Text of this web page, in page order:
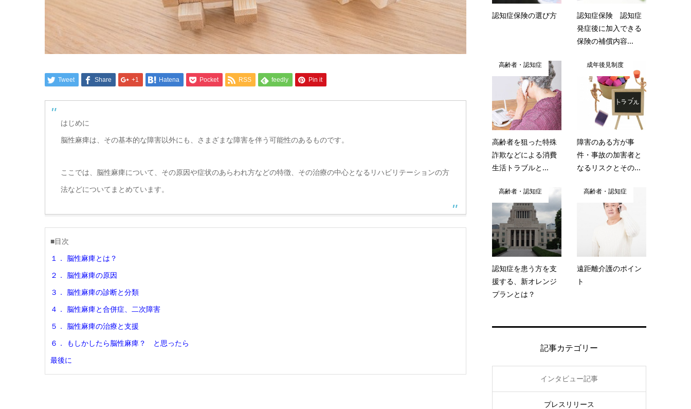
Tweet Share +1 Hatena Pocket RSS feedly Pin it
はじめに
脳性麻痺は、その基本的な障害以外にも、さまざまな障害を伴う可能性のあるものです。
ここでは、脳性麻痺について、その原因や症状のあらわれ方などの特徴、その治療の中心となるリハビリテーションの方
法などについてまとめています。
■目次
１． 脳性麻痺とは？
２． 脳性麻痺の原因
３． 脳性麻痺の診断と分類
４． 脳性麻痺と合併症、二次障害
５． 脳性麻痺の治療と支援
６． もしかしたら脳性麻痺？ と思ったら
最後に
認知症保険の選び方
認知症保険 認知症
発症後に加入できる
保険の補償内容...
高齢者・認知症
高齢者を狙った特殊
詐欺などによる消費
生活トラブルと...
成年後見制度
障害のある方が事
件・事故の加害者と
なるリスクとその...
高齢者・認知症
認知症を患う方を支
援する、新オレンジ
プランとは？
高齢者・認知症
遠距離介護のポイン
ト
記事カテゴリー
インタビュー記事
プレスリリース